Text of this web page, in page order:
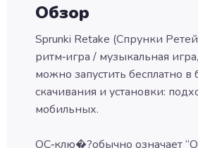
Games
Puzzle
Games
Обзор
Sprunki Retake (Спрунки
ритм‑игра / музыкальная
можно запустить бесплатно в
скачивания и установки:
мобильных.
OC‑клю�?обычно означает